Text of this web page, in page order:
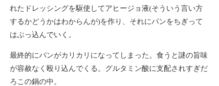
れたドレッシングを駆使してアヒージョ液(そういう言い方
するかどうかはわからんが)を作り、それにパンをちぎって
はぶっ込んでいく。
最終的にパンがカリカリになってしまった。食うと謎の旨味
が容赦なく殴り込んでくる。グルタミン酸に支配されすぎだ
ろこの鍋の中。